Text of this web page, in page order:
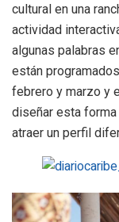
cultural en una
actividad
algunas palabras
están
febrero y marzo y
diseñar esta
atraer un perfil